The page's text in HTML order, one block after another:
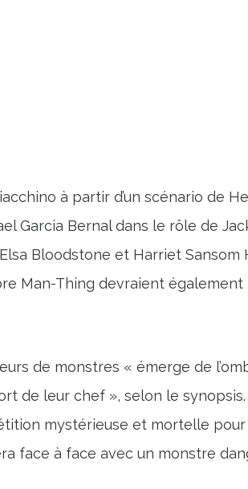
à partir d’un scénario de
Garcia Bernal dans le rôle de
Bloodstone et Harriet Sansom
Man-Thing devraient également
de monstres « émerge de
de leur chef », selon le synopsis.
mystérieuse et mortelle pour
face à face avec un monstre